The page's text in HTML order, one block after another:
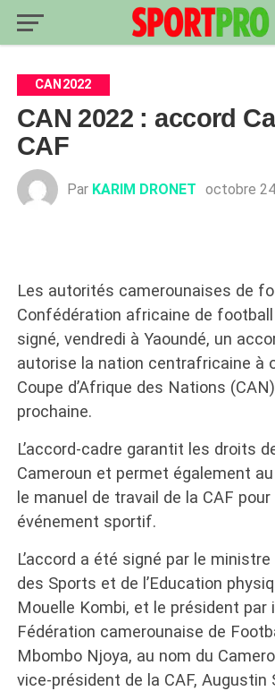
CAN2022
CAN 2022 : accord
CAF
Par KARIM DRONET octobre
Les autorités camerounaises de
Confédération africaine de
signé, vendredi à Yaoundé, un
autorise la nation centrafricaine à
Coupe d’Afrique des Nations (CAN)
prochaine.
L’accord-cadre garantit les droits
Cameroun et permet également au
le manuel de travail de la CAF
événement sportif.
L’accord a été signé par le
des Sports et de l’Education
Mouelle Kombi, et le président par
Fédération camerounaise de
Mbombo Njoya, au nom du
vice-président de la CAF, Augustin